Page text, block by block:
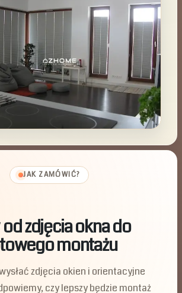
JAK ZAMÓWIĆ?
zdjęcia okna do
montażu
zdjęcia okien i orientacyjne
czy lepszy będzie montaż